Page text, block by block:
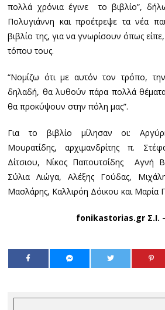
πολλά χρόνια έγινε το βιβλίο”,
Πολυγιάννη και προέτρεψε τα νέα
βιβλίο της, για να γνωρίσουν όπως
τόπου τους.
“Νομίζω ότι με αυτόν τον τρόπο,
δηλαδή, θα λυθούν πάρα πολλά
θα προκύψουν στην πόλη μας”.
Για το βιβλίο μίλησαν οι:
Μουρατίδης, αρχιμανδρίτης π.
Δίτσιου, Νίκος Παπουτσίδης Αγνή
Σύλια Λιώγα, Αλέξης Γούδας,
Μασλάρης, Καλλιρόη Δόικου και
fonikastorias.gr Σ.Ι.